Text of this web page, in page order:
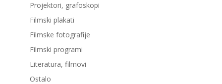
Projektori, grafoskopi
Filmski plakati
Filmske fotografije
Filmski programi
Literatura, filmovi
Ostalo